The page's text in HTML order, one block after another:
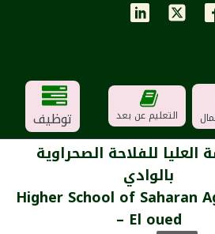
التعليم عن بعد توظيف
العليا للفلاحة الصحراوية
بالوادي
Higher School of Saharan
– El oued